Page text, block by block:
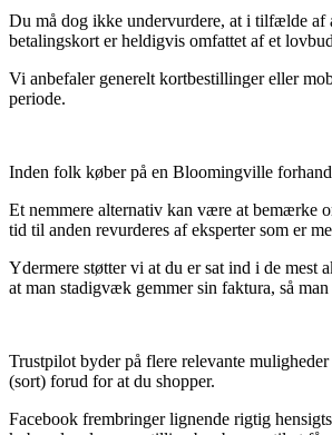
Du må dog ikke undervurdere, at i tilfælde
betalingskort er heldigvis omfattet af et
Vi anbefaler generelt kortbestillinger eller
periode.
Inden folk køber på en Bloomingville
Et nemmere alternativ kan være at bemærke
tid til anden revurderes af eksperter som er
Ydermere støtter vi at du er sat ind i de
at man stadigvæk gemmer sin faktura, så
Trustpilot byder på flere relevante
(sort) forud for at du shopper.
Facebook frembringer lignende rigtig